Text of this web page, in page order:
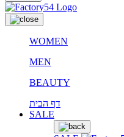
WOMEN
MEN
BEAUTY
דף הבית
SALE